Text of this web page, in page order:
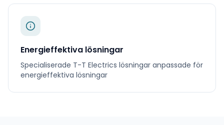
Energieffektiva lösningar
Specialiserade T-T Electrics lösningar anpassade för
energieffektiva lösningar